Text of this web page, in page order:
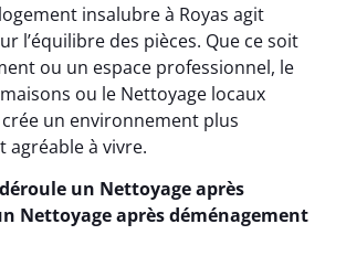
insalubre à Royas agit
l’équilibre des pièces. Que ce soit
ou un espace professionnel, le
ou le Nettoyage locaux
un environnement plus
agréable à vivre.
un Nettoyage après
Nettoyage après déménagement